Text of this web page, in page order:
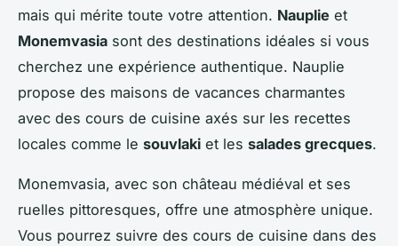
mais qui mérite toute votre attention. Nauplie et
Monemvasia sont des destinations idéales si vous
cherchez une expérience authentique. Nauplie
propose des maisons de vacances charmantes
avec des cours de cuisine axés sur les recettes
locales comme le souvlaki et les salades grecques.
Monemvasia, avec son château médiéval et ses
ruelles pittoresques, offre une atmosphère unique.
Vous pourrez suivre des cours de cuisine dans des